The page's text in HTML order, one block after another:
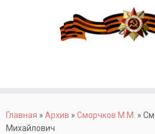
содержимому
Главная » Архив » Сморчков М.М. »
Михайлович